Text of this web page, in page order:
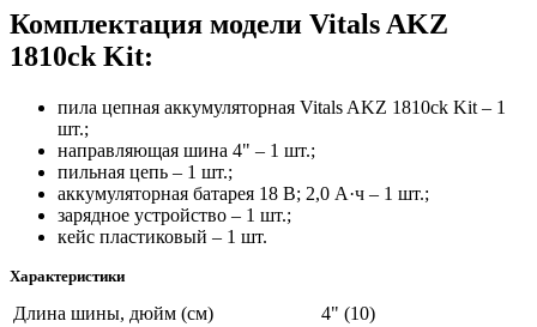
Комплектация модели Vitals AKZ
1810ck Kit:
пила цепная аккумуляторная Vitals AKZ 1810ck Kit – 1
шт.;
направляющая шина 4" – 1 шт.;
пильная цепь – 1 шт.;
аккумуляторная батарея 18 В; 2,0 А·ч – 1 шт.;
зарядное устройство – 1 шт.;
кейс пластиковый – 1 шт.
Характеристики
Длина шины, дюйм (см)
4" (10)